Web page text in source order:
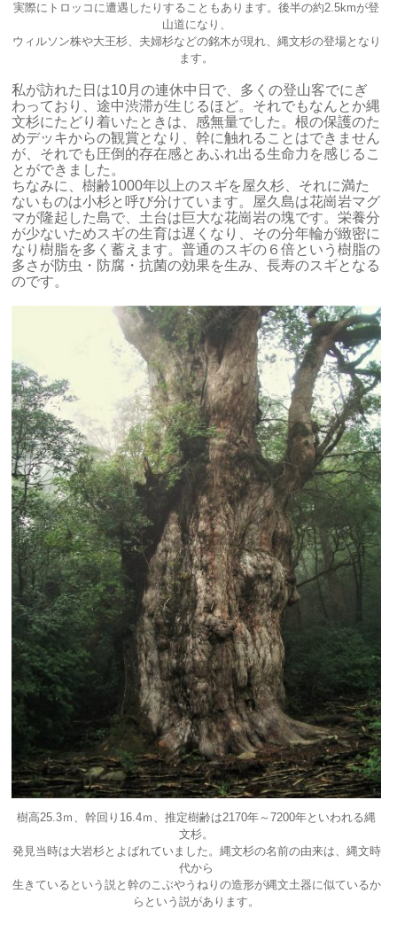
実際にトロッコに遭遇したりすることもあります。後半の約2.5kmが登
山道になり、
ウィルソン株や大王杉、夫婦杉などの銘木が現れ、縄文杉の登場となり
ます。
私が訪れた日は10月の連休中日で、多くの登山客でにぎ
わっており、途中渋滞が生じるほど。それでもなんとか縄
文杉にたどり着いたときは、感無量でした。根の保護のた
めデッキからの観賞となり、幹に触れることはできません
が、それでも圧倒的存在感とあふれ出る生命力を感じるこ
とができました。
ちなみに、樹齢1000年以上のスギを屋久杉、それに満た
ないものは小杉と呼び分けています。屋久島は花崗岩マグ
マが隆起した島で、土台は巨大な花崗岩の塊です。栄養分
が少ないためスギの生育は遅くなり、その分年輪が緻密に
なり樹脂を多く蓄えます。普通のスギの６倍という樹脂の
多さが防虫・防腐・抗菌の効果を生み、長寿のスギとなる
のです。
樹高25.3ｍ、幹回り16.4ｍ、推定樹齢は2170年～7200年といわれる縄
文杉。
発見当時は大岩杉とよばれていました。 縄文杉の名前の由来は、 縄文時
代から
生きているという説と幹のこぶやうねりの造形が縄文土器に似ているか
らという説があります。